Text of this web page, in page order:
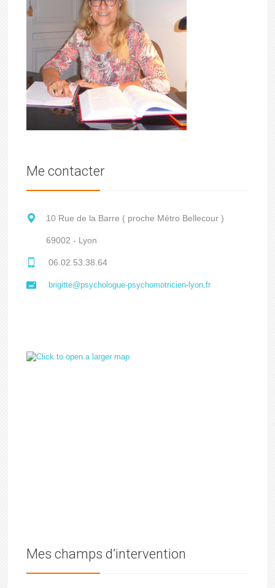
Me contacter
10 Rue de la Barre ( proche Métro Bellecour )
69002 - Lyon
06.02.53.38.64
brigitte@psychologue-psychomotricien-lyon.fr
Mes champs d’intervention